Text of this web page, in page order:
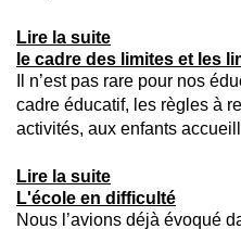
L'école en difficulté
Nous l’avions déjà évoqué
le cadre des limites et les
Il n’est pas rare pour nos
cadre éducatif, les règles à
activités, aux enfants
Lire la suite
Lire la suite